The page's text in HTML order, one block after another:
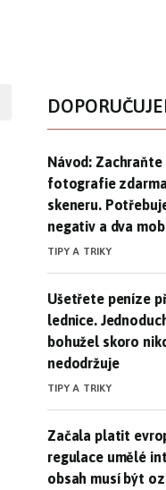
Návod:
Návod:
fotografie
skeneru.
negativ a dva
TIPY A TRIKY
Ušetřete peníze
Ušetřete peníze
lednice.
bohužel skoro
nedodržuje
TIPY A TRIKY
Začala platit
Začala platit
regulace umělé
obsah musí být